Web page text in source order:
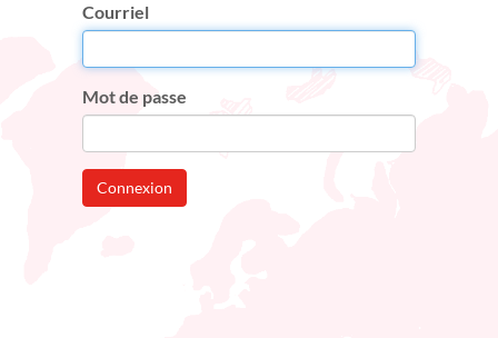
Courriel
Mot de passe
Connexion